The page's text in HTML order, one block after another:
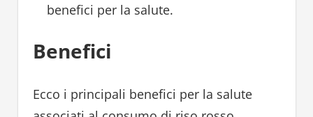
benefici per la salute.
Benefici
Ecco i principali benefici per la salute